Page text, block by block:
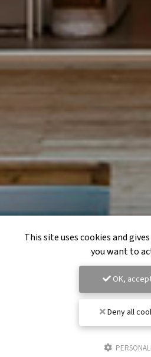
This site uses cookies and
you want to
OK,
Deny all